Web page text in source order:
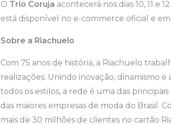
O Trio Coruja acontecerá nos dias 10, 11 e
está disponível no e-commerce oficial e
Sobre a Riachuelo
Com 75 anos de história, a Riachuelo
realizações. Unindo inovação, dinamismo
todos os estilos, a rede é uma das
das maiores empresas de moda do Brasil.
mais de 30 milhões de clientes no cartão